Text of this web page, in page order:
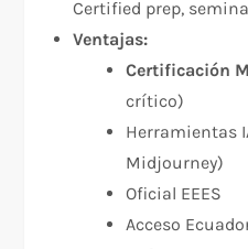
Certified prep,
Ventajas:
Certificación
crítico)
Herramientas
Midjourney)
Oficial EEES
Acceso